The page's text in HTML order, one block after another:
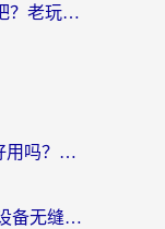
海外玩龙之谷2用什么加速器贴吧？老玩家实测推荐，附新加坡猎魂觉醒国外剑与远征加速攻略
海外党必看：Quickback和引力好用吗？3分钟搞懂回国加速器怎么选
海外党必看：电视VPN回国+多设备无缝访问国内资源的实用指南